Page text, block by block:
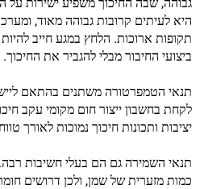
היא לעיתים קרובות גבוהה מאוד,
תקופות ארוכות. הלחץ במגע חייב
ביצועי החיבור מבלי להגביר את החיכוך.
תנאי הטמפרטורה משתנים בהתאם
לקחת בחשבון ייצור חום מקומי עקב
יציבות ותכונות חיכוך נמוכות לאורך
תנאי השמירה גם הם בעלי חשיבות
כמות מזערית של שמן, ולכן דרושים